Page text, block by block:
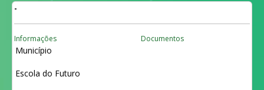
-
Informações Documentos
Município
Escola do Futuro